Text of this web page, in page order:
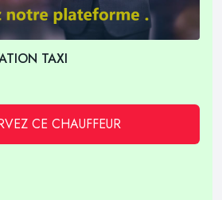
TAXI
CE CHAUFFEUR